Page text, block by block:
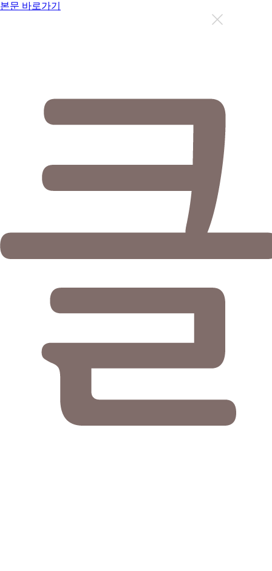
본문 바로가기